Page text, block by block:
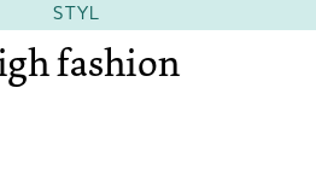
STYL
fashion